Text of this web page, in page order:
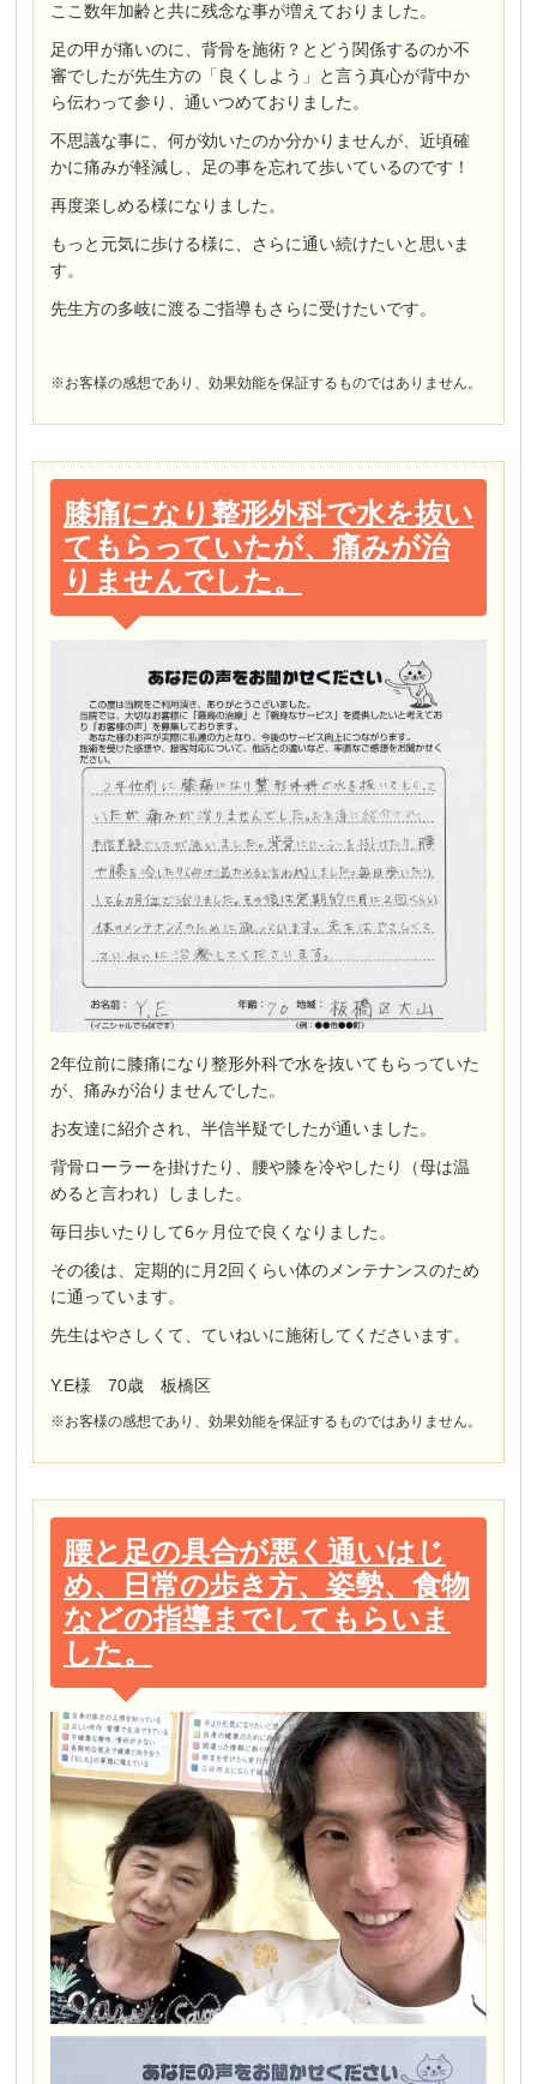
ここ数年加齢と共に残念な事が増えておりました。
足の甲が痛いのに、背骨を施術？とどう関係するのか不
審でしたが先生方の「良くしよう」と言う真心が背中か
ら伝わって参り、通いつめておりました。
不思議な事に、何が効いたのか分かりませんが、近頃確
かに痛みが軽減し、足の事を忘れて歩いているのです！
再度楽しめる様になりました。
もっと元気に歩ける様に、さらに通い続けたいと思いま
す。
先生方の多岐に渡るご指導もさらに受けたいです。
※お客様の感想であり、効果効能を保証するものではありません。
膝痛になり整形外科で水を抜い
てもらっていたが、痛みが治
りませんでした。
2年位前に膝痛になり整形外科で水を抜いてもらっていた
が、痛みが治りませんでした。
お友達に紹介され、半信半疑でしたが通いました。
背骨ローラーを掛けたり、腰や膝を冷やしたり（母は温
めると言われ）しました。
毎日歩いたりして6ヶ月位で良くなりました。
その後は、定期的に月2回くらい体のメンテナンスのため
に通っています。
先生はやさしくて、ていねいに施術してくださいます。
Y.E様 70歳 板橋区
※お客様の感想であり、効果効能を保証するものではありません。
腰と足の具合が悪く通いはじ
め、日常の歩き方、姿勢、食物
などの指導までしてもらいま
した。